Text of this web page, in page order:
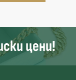
цени!